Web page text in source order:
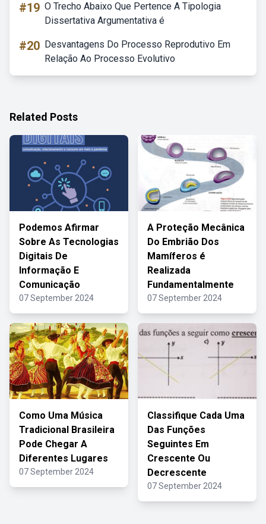
#19 O Trecho Abaixo Que Pertence A Tipologia
Dissertativa Argumentativa é
#20 Desvantagens Do Processo Reprodutivo Em
Relação Ao Processo Evolutivo
Related Posts
Podemos Afirmar
Sobre As Tecnologias
Digitais De
Informação E
Comunicação
07 September 2024
A Proteção Mecânica
Do Embrião Dos
Mamíferos é
Realizada
Fundamentalmente
07 September 2024
Como Uma Música
Tradicional Brasileira
Pode Chegar A
Diferentes Lugares
07 September 2024
Classifique Cada Uma
Das Funções
Seguintes Em
Crescente Ou
Decrescente
07 September 2024